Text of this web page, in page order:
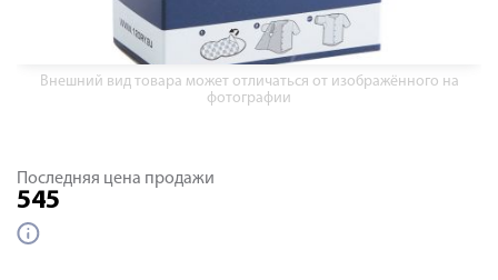
Внешний вид товара может отличаться от изображённого на
фотографии
Последняя цена продажи
545